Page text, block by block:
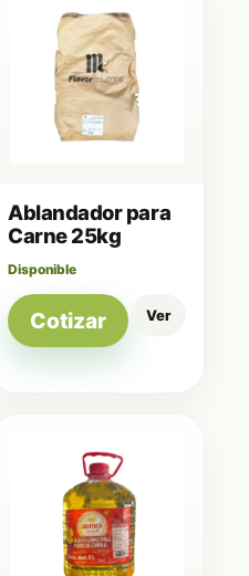
Ablandador para
Carne 25kg
Disponible
Cotizar Ver